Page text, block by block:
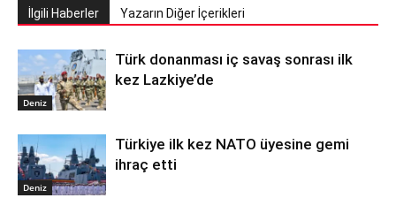
İlgili Haberler Yazarın Diğer İçerikleri
Deniz
Türk donanması iç savaş sonrası ilk
kez Lazkiye’de
Deniz
Türkiye ilk kez NATO üyesine gemi
ihraç etti